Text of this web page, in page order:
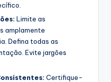
Limite as
amplamente
Defina todas as
Evite jargões
Certifique-